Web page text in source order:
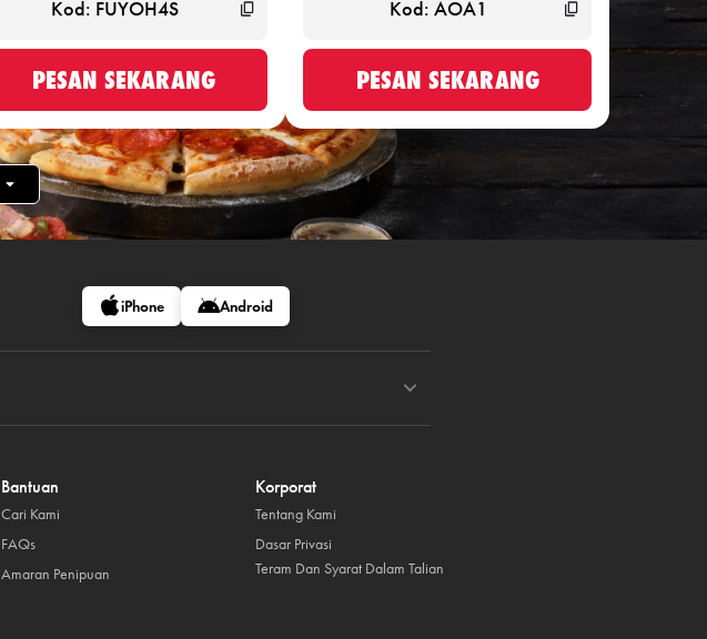
PESAN SEKARANG PESAN SEKARANG
iPhone Android
Bantuan
Cari Kami
FAQs
Amaran Penipuan
Korporat
Tentang Kami
Dasar Privasi
Teram Dan Syarat Dalam Talian